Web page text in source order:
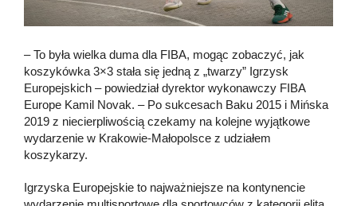
– To była wielka duma dla FIBA, mogąc zobaczyć, jak
koszykówka 3×3 stała się jedną z „twarzy” Igrzysk
Europejskich – powiedział dyrektor wykonawczy FIBA ​​
Europe Kamil Novak. – Po sukcesach Baku 2015 i Mińska
2019 z niecierpliwością czekamy na kolejne wyjątkowe
wydarzenie w Krakowie-Małopolsce z udziałem
koszykarzy.
Igrzyska Europejskie to najważniejsze na kontynencie